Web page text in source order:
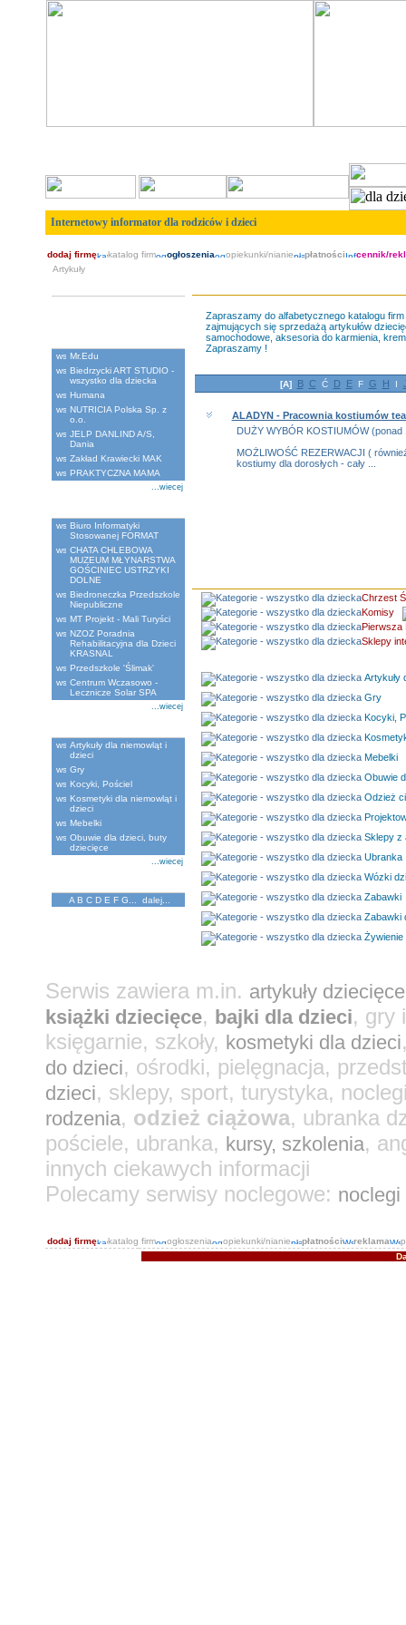
Internetowy informator dla rodziców i dzieci
dodaj firmę katalog firm ogłoszenia opiekunki/nianie płatności
cennik/
Artykuły
Mr.Edu
Biedrzycki ART STUDIO -
wszystko dla dziecka
Humana
NUTRICIA Polska Sp. z
o.o.
JELP DANLIND A/S,
Dania
Zakład Krawiecki MAK
PRAKTYCZNA MAMA
...wiecej
Biuro Informatyki
Stosowanej FORMAT
CHATA CHLEBOWA
MUZEUM MŁYNARSTWA
GOŚCINIEC USTRZYKI
DOLNE
Biedroneczka Przedszkole
Niepubliczne
MT Projekt - Mali Turyści
NZOZ Poradnia
Rehabilitacyjna dla Dzieci
KRASNAL
Przedszkole 'Ślimak'
Centrum Wczasowo -
Lecznicze Solar SPA
...wiecej
Artykuły dla niemowląt i
dzieci
Gry
Kocyki, Pościel
Kosmetyki dla niemowląt i
dzieci
Mebelki
Obuwie dla dzieci, buty
dziecięce
...wiecej
A B C D E F G dalej...
Zapraszamy do alfabetycznego katalogu
zajmujących się sprzedażą artykułów
samochodowe, aksesoria do karmienia,
Zapraszamy !
[A] B C Ć D EF G H I
ALADYN - Pracownia kostiumów
DUŻY WYBÓR KOSTIUMÓW (ponad
MOŻLIWOŚĆ REZERWACJI (
kostiumy dla dorosłych - cały ...
Chrzest
Komisy
Pierwsza
Sklepy
Artykuły
Gry
Kocyki,
Mebelki
Obuwie
Odzież
Sklepy z
Ubranka
Wózki
Zabawki
Zabawki
Żywienie
Serwis zawiera m.in. artykuły dziecięce
książki dziecięce, bajki dla dzieci, gry
księgarnie, szkoły, kosmetyki dla dzieci
do dzieci, ośrodki, pielęgnacja,
dzieci, sklepy, sport, turystyka,
rodzenia, odzież ciążowa, ubranka
pościele, ubranka, kursy, szkolenia,
innych ciekawych informacji
Polecamy serwisy noclegowe: noclegi
dodaj firmę katalog firm ogłoszenia opiekunki/nianie płatności reklama